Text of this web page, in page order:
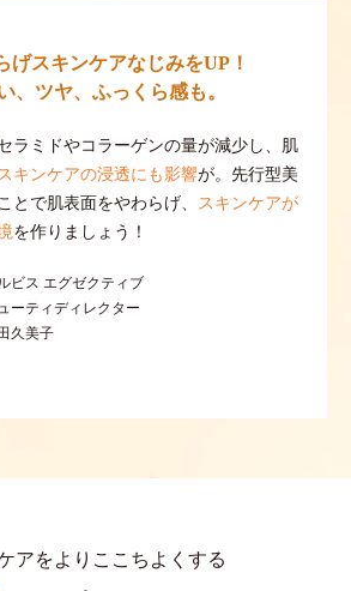
げスキンケアなじみをUP！
、ツヤ、ふっくら感も。
ラミドやコラーゲンの量が減少し、肌
キンケアの浸透にも影響が。先行型美
とで肌表面をやわらげ、 スキンケアが
を作りましょう！
ビス エグゼクティブ
ーティディレクター
久美子
アをよりここちよくする